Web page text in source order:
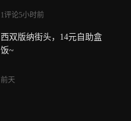
1评论5小时前
西双版纳街头，14元自助盒
饭~
前天